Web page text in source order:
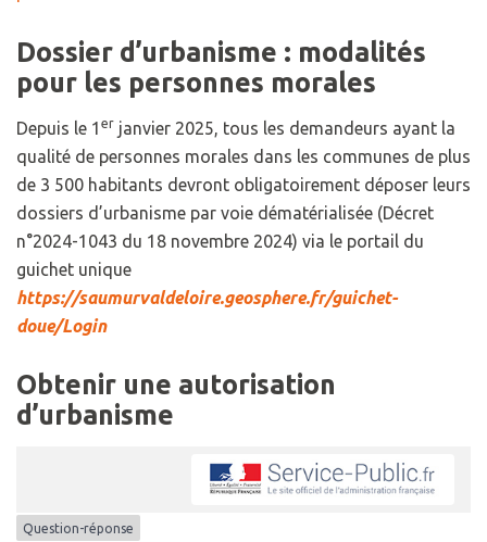
Dossier d’urbanisme : modalités
pour les personnes morales
Depuis le 1 er janvier 2025, tous les demandeurs ayant la
qualité de personnes morales dans les communes de plus
de 3 500 habitants devront obligatoirement déposer leurs
dossiers d’urbanisme par voie dématérialisée (Décret
n°2024-1043 du 18 novembre 2024) via le portail du
guichet unique
https://saumurvaldeloire.geosphere.fr/guichet-
doue/Login
Obtenir une autorisation
d’urbanisme
Question-réponse